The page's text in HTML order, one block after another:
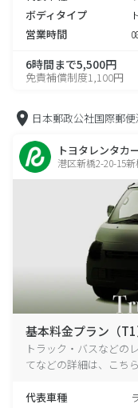
ボディタイプ
営業時間
6時間まで5,500円
免責補償制度1,100円
日本郵政公社国際郵
トヨタレンタカ
港区新橋2-20-15
基本料金プラン（T1
トラック・バスなどの
てなどの詳細は、こち
代表車種